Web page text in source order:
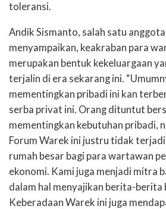
toleransi.
Andik Sismanto, salah satu
menyampaikan, keakraban para
merupakan bentuk kekeluargaan
terjalin di era sekarang ini.
mementingkan pribadi ini kan
serba privat ini. Orang dituntut
mementingkan kebutuhan pribadi,
Forum Warek ini justru tidak
rumah besar bagi para wartawan
ekonomi. Kami juga menjadi mitra
dalam hal menyajikan berita-berita
Keberadaan Warek ini juga